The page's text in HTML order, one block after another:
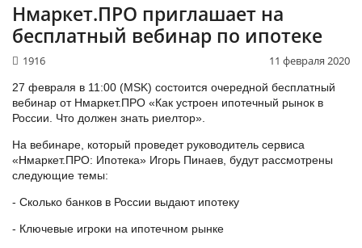
Нмаркет.ПРО приглашает на
бесплатный вебинар по ипотеке
11 февраля 2020
1916
27 февраля в 11:00 (MSK) состоится очередной бесплатный
вебинар от Нмаркет.ПРО «Как устроен ипотечный рынок в
России. Что должен знать риелтор».
На вебинаре, который проведет руководитель сервиса
«Нмаркет.ПРО: Ипотека» Игорь Пинаев, будут рассмотрены
следующие темы:
- Сколько банков в России выдают ипотеку
- Ключевые игроки на ипотечном рынке